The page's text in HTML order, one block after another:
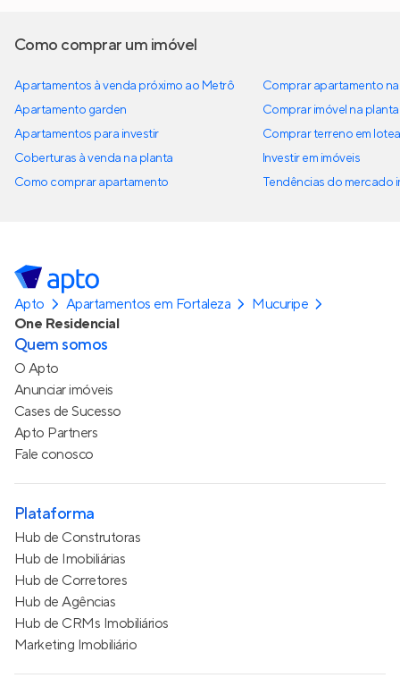
Como comprar um imóvel
Apartamentos à venda próximo ao Metrô
Apartamento garden
Apartamentos para investir
Coberturas à venda na planta
Como comprar apartamento
Comprar apartamento
Comprar imóvel na planta
Comprar terreno em
Investir em imóveis
Tendências do mercado
Apto Apartamentos em Fortaleza
Mucuripe
One Residencial
Quem somos
O Apto
Anunciar imóveis
Cases de Sucesso
Apto Partners
Fale conosco
Plataforma
Hub de Construtoras
Hub de Imobiliárias
Hub de Corretores
Hub de Agências
Hub de CRMs Imobiliários
Marketing Imobiliário